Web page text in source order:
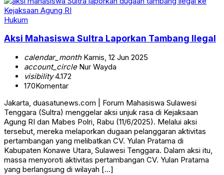
Hukum
Aksi Mahasiswa Sultra Laporkan Tambang Ilegal
calendar_monthKamis, 12 Jun 2025
account_circleNur Wayda
visibility4.172
170Komentar
Jakarta, duasatunews.com | Forum Mahasiswa Sulawesi
Tenggara (Sultra) menggelar aksi unjuk rasa di Kejaksaan
Agung RI dan Mabes Polri, Rabu (11/6/2025). Melalui aksi
tersebut, mereka melaporkan dugaan pelanggaran aktivitas
pertambangan yang melibatkan CV. Yulan Pratama di
Kabupaten Konawe Utara, Sulawesi Tenggara. Dalam aksi itu,
massa menyoroti aktivitas pertambangan CV. Yulan Pratama
yang berlangsung di wilayah […]